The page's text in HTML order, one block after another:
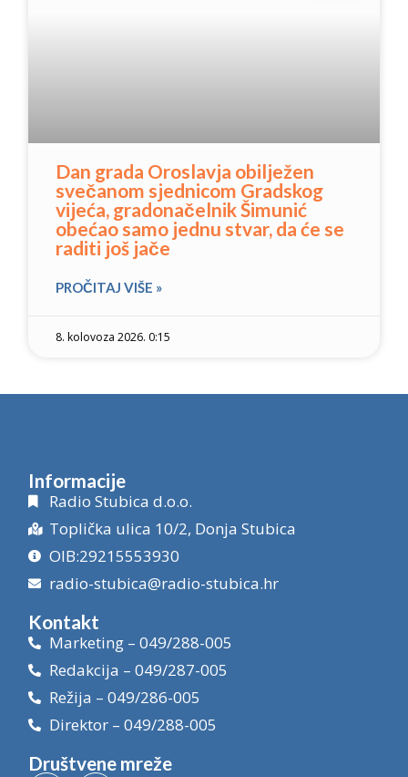
Dan grada Oroslavja obilježen
svečanom sjednicom Gradskog
vijeća, gradonačelnik Šimunić
obećao samo jednu stvar, da će se
raditi još jače
PROČITAJ VIŠE »
8. kolovoza 2026. 0:15
Informacije
Radio Stubica d.o.o.
Toplička ulica 10/2, Donja Stubica
OIB:29215553930
radio-stubica@radio-stubica.hr
Kontakt
Marketing – 049/288-005
Redakcija – 049/287-005
Režija – 049/286-005
Direktor – 049/288-005
Društvene mreže